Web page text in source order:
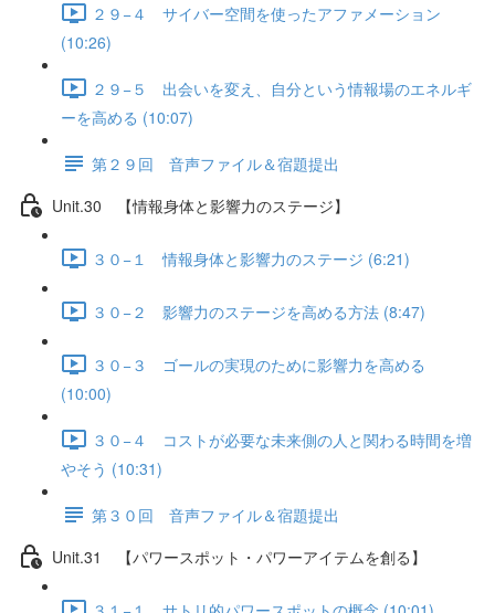
２９−４ サイバー空間を使ったアファメーション
(10:26)
２９−５ 出会いを変え、自分という情報場のエネルギ
ーを高める (10:07)
第２９回 音声ファイル＆宿題提出
Unit.30 【情報身体と影響力のステージ】
３０−１ 情報身体と影響力のステージ (6:21)
３０−２ 影響力のステージを高める方法 (8:47)
３０−３ ゴールの実現のために影響力を高める
(10:00)
３０−４ コストが必要な未来側の人と関わる時間を増
やそう (10:31)
第３０回 音声ファイル＆宿題提出
Unit.31 【パワースポット・パワーアイテムを創る】